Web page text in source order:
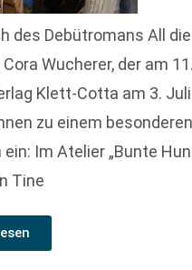
des Debütromans All die
Wucherer, der am
Klett-Cotta am 3.
zu einem
Im Atelier „Bunte
Tine